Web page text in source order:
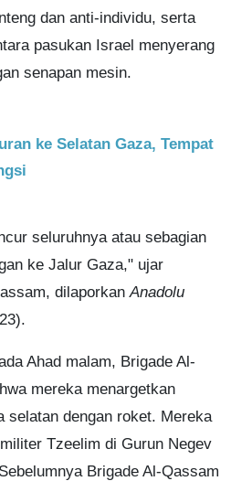
dan anti-individu, serta
pasukan Israel menyerang
senapan mesin.
ke Selatan Gaza, Tempat
seluruhnya atau sebagian
ke Jalur Gaza," ujar
dilaporkan Anadolu
Ahad malam, Brigade Al-
mereka menargetkan
selatan dengan roket. Mereka
Tzeelim di Gurun Negev
Brigade Al-Qassam